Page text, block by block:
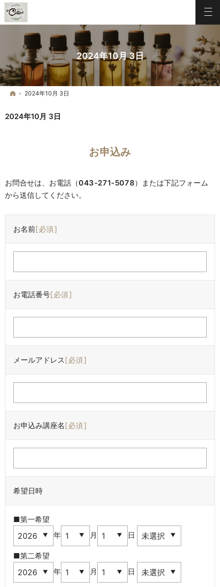
2024年10月 3日
ホーム
2024年10月 3日
2024年10月 3日
お申込み
お問合せは、お電話（043-271-5078）または下記フォーム
から送信してください。
お名前 必須
お電話番号 必須
メールアドレス 必須
お申込み講座名 必須
希望日時
■第一希望
年
月 日
■第二希望
年
月 日